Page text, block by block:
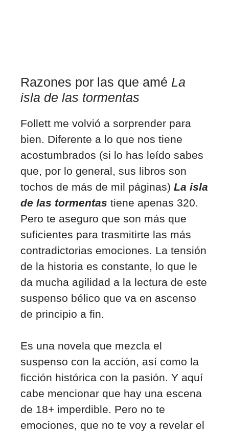
Razones por las que amé La
isla de las tormentas
Follett me volvió a sorprender para
bien. Diferente a lo que nos tiene
acostumbrados (si lo has leído sabes
que, por lo general, sus libros son
tochos de más de mil páginas) La isla
de las tormentas tiene apenas 320.
Pero te aseguro que son más que
suficientes para trasmitirte las más
contradictorias emociones. La tensión
de la historia es constante, lo que le
da mucha agilidad a la lectura de este
suspenso bélico que va en ascenso
de principio a fin.
Es una novela que mezcla el
suspenso con la acción, así como la
ficción histórica con la pasión. Y aquí
cabe mencionar que hay una escena
de 18+ imperdible. Pero no te
emociones, que no te voy a revelar el